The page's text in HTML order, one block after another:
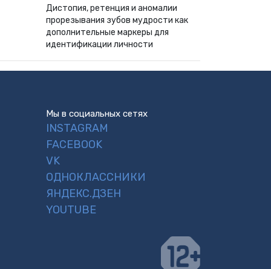
Дистопия, ретенция и аномалии
прорезывания зубов мудрости как
дополнительные маркеры для
идентификации личности
Мы в социальных сетях
INSTAGRAM
FACEBOOK
VK
ОДНОКЛАССНИКИ
ЯНДЕКС.ДЗЕН
YOUTUBE